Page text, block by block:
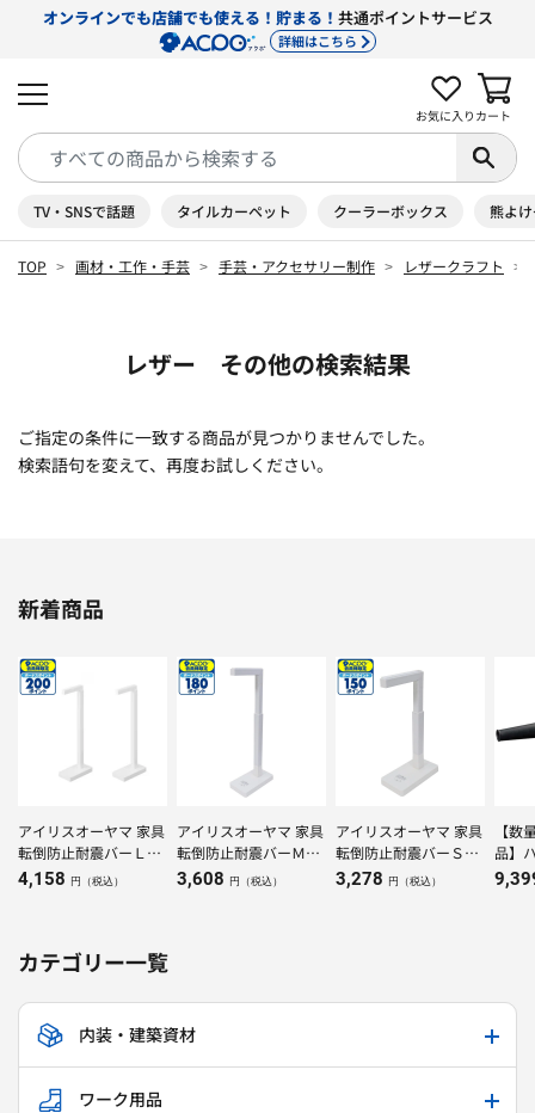
オンラインでも店舗でも使える！貯まる！ 共通ポイントサービス
詳細はこちら
お気に入り カート
TV・SNSで話題 タイルカーペット クーラーボックス 熊よ
TOP 画材・工作・手芸 手芸・アクセサリー制作 レザークラフト
レザー その他の検索結果
ご指定の条件に一致する商品が見つかりませんでした。
検索語句を変えて、再度お試しください。
新着商品
アイリスオーヤマ 家具
転倒防止耐震バーＬＫ
ＴＴＢーＬホワイト
4,158 円（税込）
アイリスオーヤマ 家具
転倒防止耐震バーＭＫ
ＴＴＢーＭホワイト
3,608 円（税込）
アイリスオーヤマ 家具
転倒防止耐震バーＳＫ
ＴＴＢーＳホワイト
3,278 円（税込）
【数
品】
レス
（
カテゴリー一覧
内装・建築資材
ワーク用品